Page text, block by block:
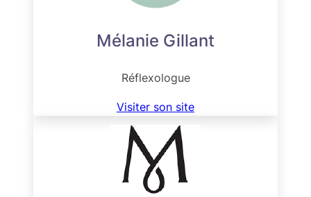
Mélanie Gillant
Réflexologue
Visiter son site